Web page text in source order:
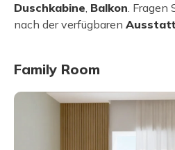
Duschkabine, Balkon. Fragen
nach der verfügbaren
Family Room